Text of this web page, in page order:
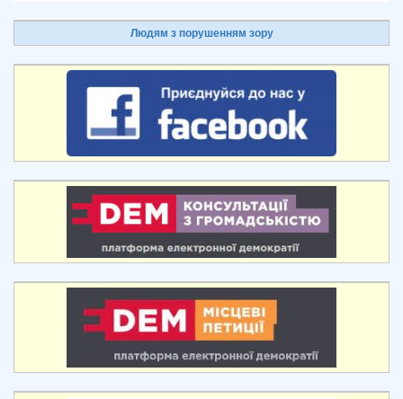
Людям з порушенням зору